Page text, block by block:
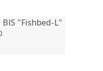
"Fishbed-L"